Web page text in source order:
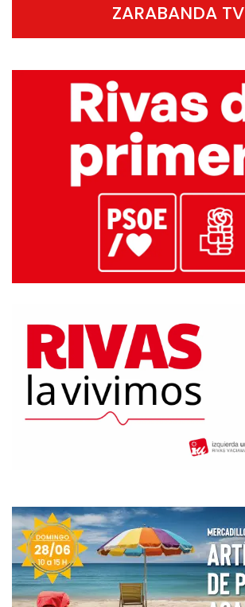
ZARABANDA TV